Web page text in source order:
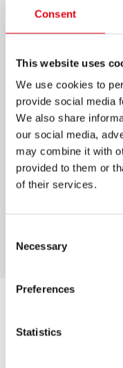
Consent
This website uses
We use cookies to
provide social media
We also share
our social media,
may combine it with
provided to them or
of their services.
Selection
Necessary
Preferences
Statistics
Griff
Komfortable
Sauberer,
Kein
Sofort